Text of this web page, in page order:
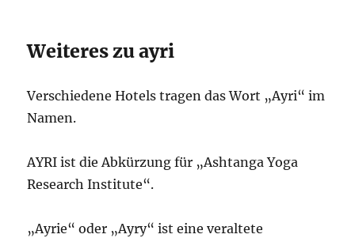
Weiteres zu ayri
Verschiedene Hotels tragen das Wort „Ayri“ im
Namen.
AYRI ist die Abkürzung für „Ashtanga Yoga
Research Institute“.
„Ayrie“ oder „Ayry“ ist eine veraltete